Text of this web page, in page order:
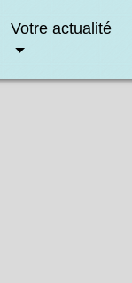
Votre actualité